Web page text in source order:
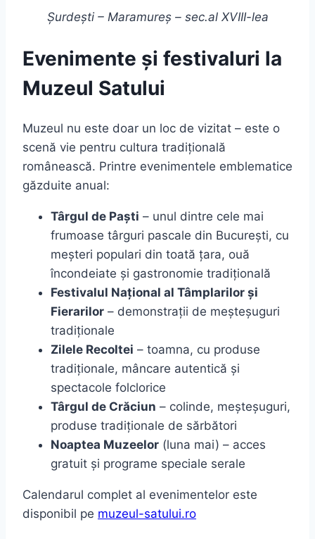
Șurdești – Maramureș – sec.al XVIII-lea
Evenimente și festivaluri la
Muzeul Satului
Muzeul nu este doar un loc de vizitat – este o
scenă vie pentru cultura tradițională
românească. Printre evenimentele emblematice
găzduite anual:
Târgul de Paști – unul dintre cele mai
frumoase târguri pascale din București, cu
meșteri populari din toată țara, ouă
încondeiate și gastronomie tradițională
Festivalul Național al Tâmplarilor și
Fierarilor – demonstrații de meșteșuguri
tradiționale
Zilele Recoltei – toamna, cu produse
tradiționale, mâncare autentică și
spectacole folclorice
Târgul de Crăciun – colinde, meșteșuguri,
produse tradiționale de sărbători
Noaptea Muzeelor (luna mai) – acces
gratuit și programe speciale serale
Calendarul complet al evenimentelor este
disponibil pe muzeul-satului.ro